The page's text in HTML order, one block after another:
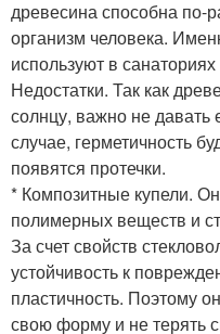
древесина способна по-
организм человека.
используют в
Недостатки. Так как
солнцу, важно не
случае, герметичность
появятся протечки.
* Композитные купели.
полимерных веществ и
За счет свойств
устойчивость к
пластичность. Поэтому
свою форму и не терять